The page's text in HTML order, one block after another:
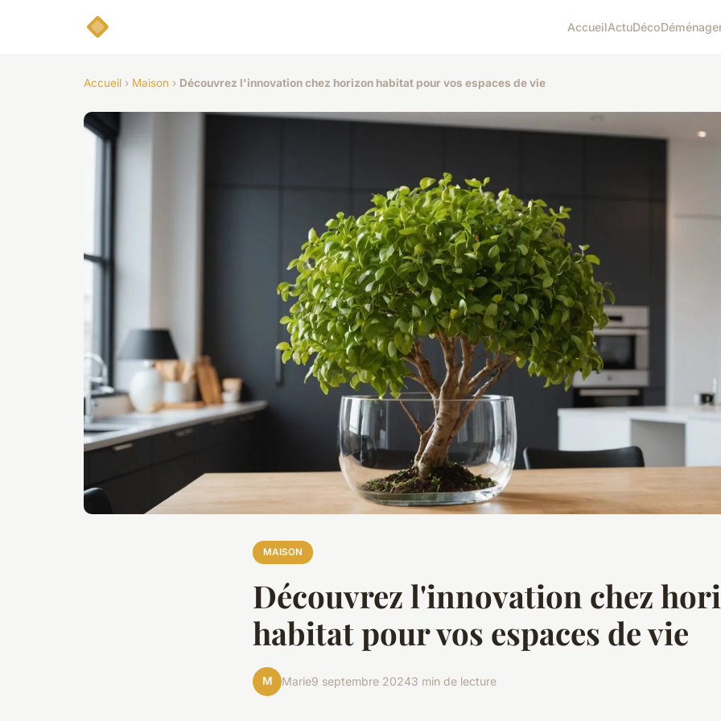
AccueilActuDéco
Accueil › Maison › Découvrez l'innovation chez horizon habitat pour vos espaces de vie
MAISON
Découvrez l'innovation chez
habitat pour vos espaces de vie
M Marie9 septembre 20243 min de lecture